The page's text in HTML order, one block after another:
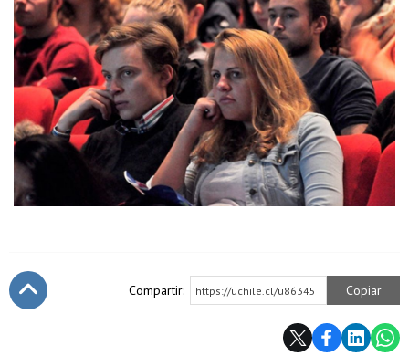
Compartir: https://uchile.cl/u86345 Copiar